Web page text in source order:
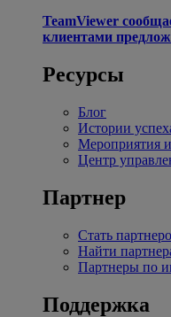
TeamViewer
клиентами
Ресурсы
Блог
Истории
Мероприятия
Центр
Партнер
Стать
Найти
Партнеры по
Поддержка